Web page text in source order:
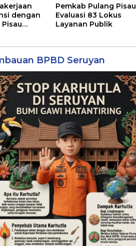
dengan
Pemkab Pulang Pisau
Evaluasi 83 Lokus
Layanan Publik
BPBD Seruyan